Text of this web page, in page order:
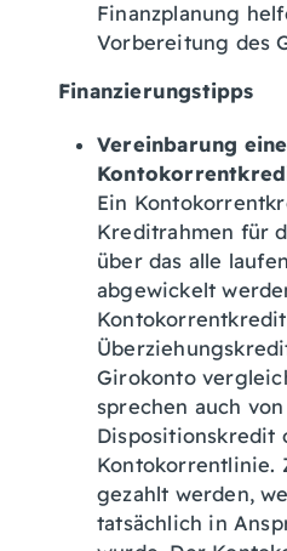
Finanzplanung
Vorbereitung des
Finanzierungstipps
Vereinbarung
Ein
Kreditrahmen für
über das alle
abgewickelt
Girokonto
sprechen auch
Dispositionskredit
Kontokorrentlinie.
gezahlt werden,
tatsächlich in